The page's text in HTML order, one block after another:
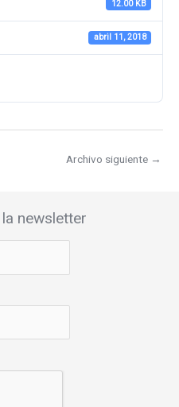
12.00 KB
abril 11, 2018
Archivo siguiente →
newsletter